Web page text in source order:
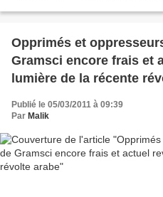
Opprimés et
Gramsci encore frais et
lumière de la récente
Publié le 05/03/2011 à 09:39
Par Malik